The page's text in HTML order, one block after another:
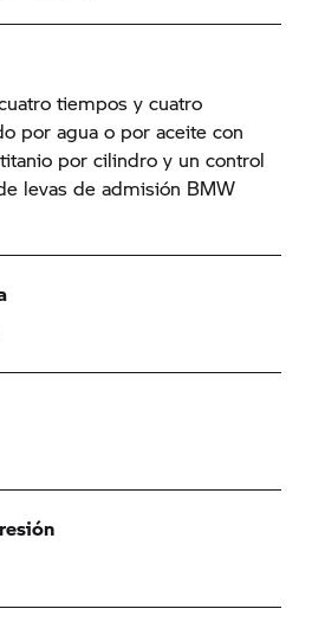
tiempos y cuatro
por agua o por aceite con
por cilindro y un control
levas de admisión BMW